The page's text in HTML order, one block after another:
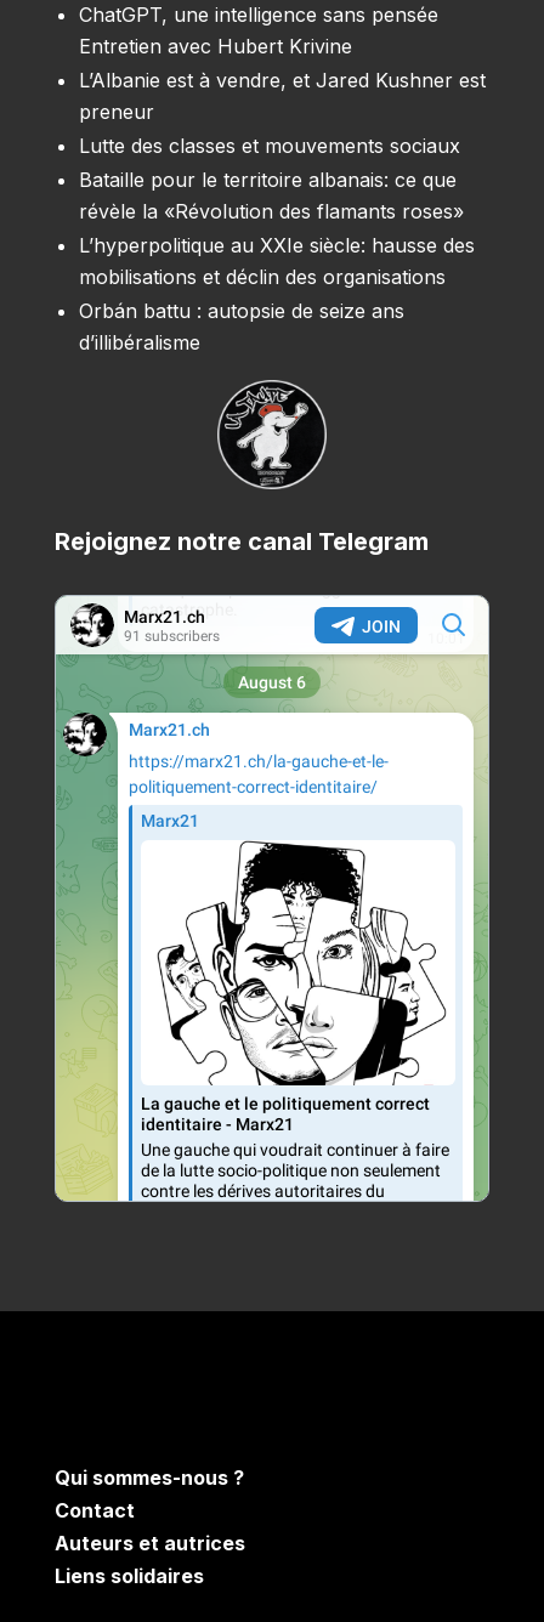
ChatGPT, une intelligence sans pensée
Entretien avec Hubert Krivine
L’Albanie est à vendre, et Jared Kushner est
preneur
Lutte des classes et mouvements sociaux
Bataille pour le territoire albanais: ce que
révèle la «Révolution des flamants roses»
L’hyperpolitique au XXIe siècle: hausse des
mobilisations et déclin des organisations
Orbán battu : autopsie de seize ans
d’illibéralisme
Rejoignez notre canal Telegram
Qui sommes-nous ?
Contact
Auteurs et autrices
Liens solidaires